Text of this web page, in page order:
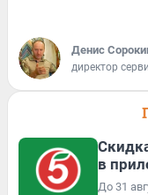
Денис
директор
в
До 31